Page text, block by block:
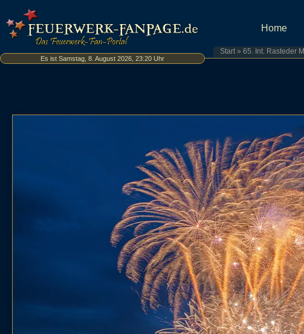
Es ist Samstag, 8. August 2026, 23:20 Uhr
Home
Start» 65. Int. Rasteder